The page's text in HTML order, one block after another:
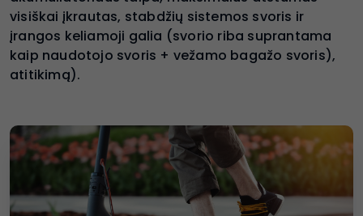
visiškai įkrautas, stabdžių sistemos svoris ir
įrangos keliamoji galia (svorio riba suprantama
kaip naudotojo svoris + vežamo bagažo svoris),
atitikimą).